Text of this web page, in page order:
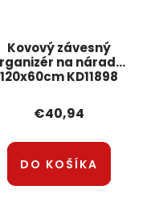
Kovový závesný
na náradie
120x60cm KD11898
€40,94
DO KOŠÍKA